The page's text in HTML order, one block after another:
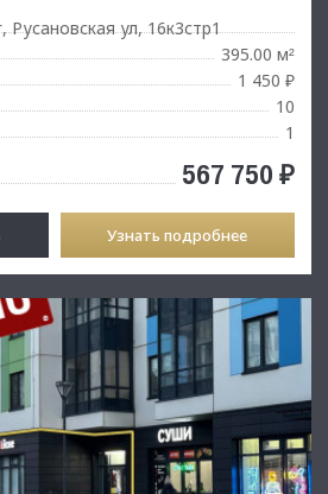
Русановская ул, 16к3стр1
395.00 м²
1 450 ₽
10
1
567 750 ₽
Узнать подробнее